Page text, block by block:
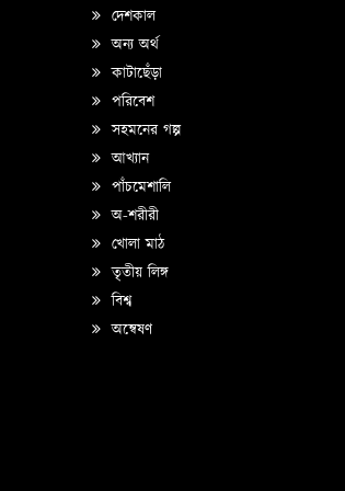
দেশকাল
অন্য অর্থ
কাটাছেঁড়া
পরিবেশ
সহমনের গল্প
আখ্যান
পাঁচমেশালি
অ-শরীরী
খোলা মাঠ
তৃতীয় লিঙ্গ
বিশ্ব
অন্বেষণ